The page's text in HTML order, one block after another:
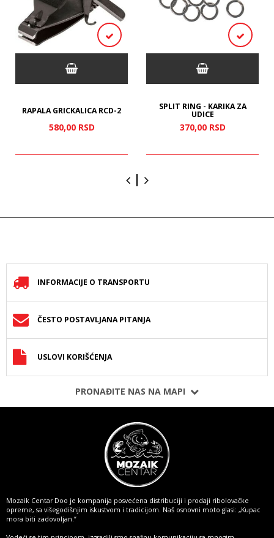
RAPALA GRICKALICA RCD-2
580,00 RSD
SPLIT RING - KARIKA ZA
UDICE
370,00 RSD
INFORMACIJE O TRANSPORTU
ČESTO POSTAVLJANA PITANJA
USLOVI KORIŠĆENJA
PRONAĐITE NAS NA MAPI
Mozaik Centar Doo je kompanija posvećena distribuciji i prodaji ribolovačke
opreme, sa višegodišnjim iskustvom i tradicijom. Naš osnovni moto glasi: „Kupac
mora biti zadovoljan.“